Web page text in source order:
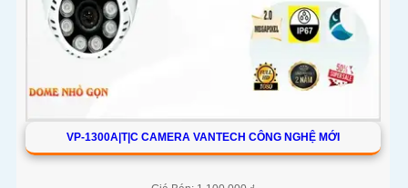
VP-1300A|T|C CAMERA VANTECH CÔNG NGHỆ MỚI